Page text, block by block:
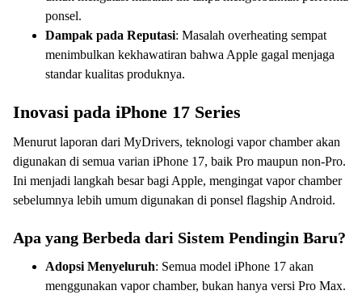
ponsel.
Dampak pada Reputasi: Masalah overheating sempat
menimbulkan kekhawatiran bahwa Apple gagal menjaga
standar kualitas produknya.
Inovasi pada iPhone 17 Series
Menurut laporan dari MyDrivers, teknologi vapor chamber akan
digunakan di semua varian iPhone 17, baik Pro maupun non-Pro.
Ini menjadi langkah besar bagi Apple, mengingat vapor chamber
sebelumnya lebih umum digunakan di ponsel flagship Android.
Apa yang Berbeda dari Sistem Pendingin Baru?
Adopsi Menyeluruh: Semua model iPhone 17 akan
menggunakan vapor chamber, bukan hanya versi Pro Max.